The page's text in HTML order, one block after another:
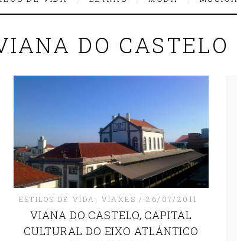
DO CASTELO
ESTILOS DE VIDA VIAXES 26/07/2011
VIANA DO CASTELO, CAPITAL
CULTURAL DO EIXO ATLÁNTICO